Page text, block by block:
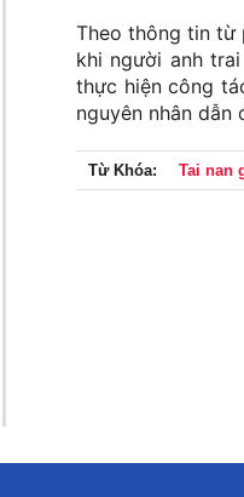
Theo thông tin từ
khi người anh
thực hiện công
nguyên nhân dẫn
Từ Khóa: Tai nan